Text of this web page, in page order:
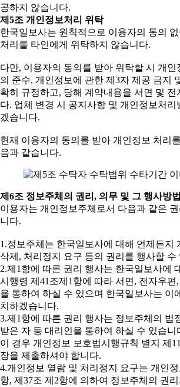
공하지 않습니다.
제5조 개인정보처리 위탁
한국일보사는 원칙적으로 이용자의 동의
처리를 타인에게 위탁하지 않습니다.
다만, 이용자의 동의를 받아 위탁할 시 개인
의 준수, 개인정보에 관한 제3자 제공 금지
확히 규정하고, 당해 계약내용을 서면 및 전
다. 업체 변경 시 공지사항 및 개인정보처
겠습니다.
현재 이용자의 동의를 받아 개인정보 처리
음과 같습니다.
제6조 정보주체의 권리, 의무 및 그 행사방법
이용자는 개인정보주체로서 다음과 같은
니다.
1.정보주체는 한국일보사에 대해 언제든지
삭제, 처리정지 요구 등의 권리를 행사할 수
2.제1항에 따른 권리 행사는 한국일보사에
시행령 제41조제1항에 따라 서면, 전자우편
을 통하여 하실 수 있으며 한국일보사는 이
치하겠습니다.
3.제1항에 따른 권리 행사는 정보주체의 법
받은 자 등 대리인을 통하여 하실 수 있습니
이 경우 개인정보 보호법시행규칙 별지 제
장을 제출하셔야 합니다.
4.개인정보 열람 및 처리정지 요구는 개인
항, 제37조 제2항에 의하여 정보주체의 권